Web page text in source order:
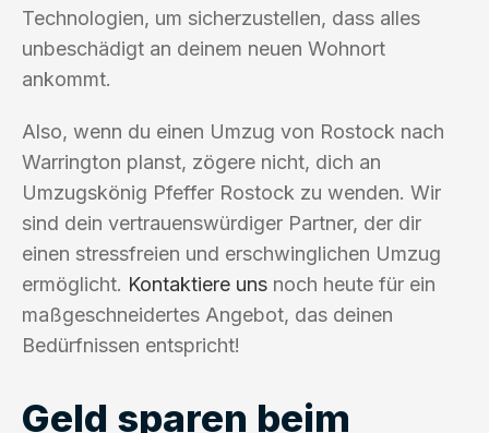
Technologien, um sicherzustellen, dass alles
unbeschädigt an deinem neuen Wohnort
ankommt.
Also, wenn du einen Umzug von Rostock nach
Warrington planst, zögere nicht, dich an
Umzugskönig Pfeffer Rostock zu wenden. Wir
sind dein vertrauenswürdiger Partner, der dir
einen stressfreien und erschwinglichen Umzug
ermöglicht. Kontaktiere uns noch heute für ein
maßgeschneidertes Angebot, das deinen
Bedürfnissen entspricht!
Geld sparen beim